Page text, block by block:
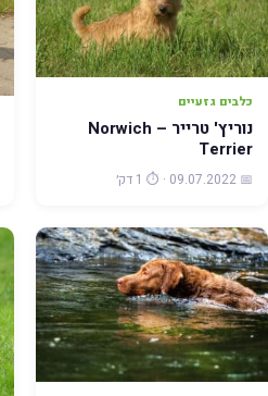
כלבים גזעיים
נוריץ' טרייר – Norwich
Terrier
📅 09.07.2022 · ⏱️ 1 דק׳